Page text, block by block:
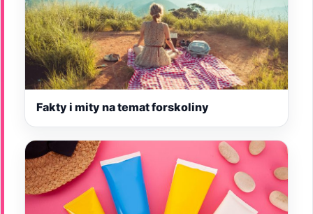
Fakty i mity na temat forskoliny